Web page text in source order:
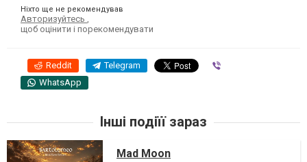
Ніхто ще не рекомендував
Авторизуйтесь
щоб оцінити і порекомендувати
Reddit Telegram
WhatsApp
Інші подіїї зараз
Mad Moon